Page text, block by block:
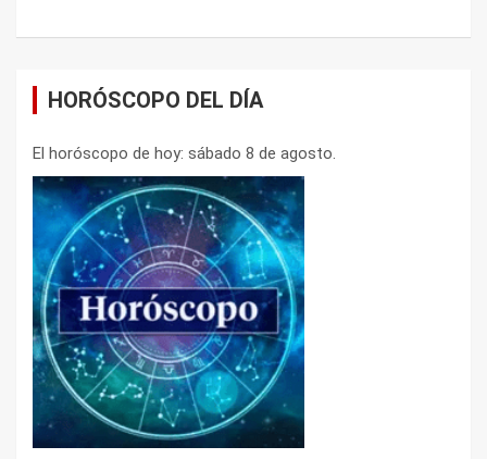
HORÓSCOPO DEL DÍA
El horóscopo de hoy: sábado 8 de agosto.